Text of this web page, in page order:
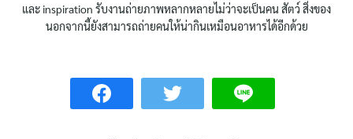
และ inspiration รับงานถ่ายภาพหลากหลายไม่ว่าจะเป็นคน สัตว์ สิ่งของ
นอกจากนี้ยังสามารถถ่ายคนให้น่ากินเหมือนอาหารได้อีกด้วย